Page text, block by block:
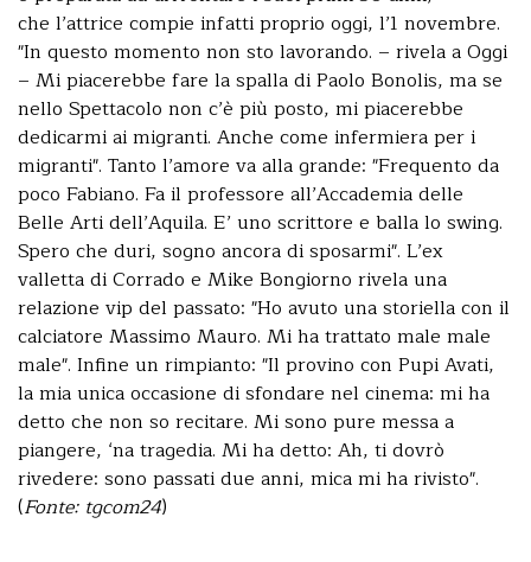
che l’attrice compie infatti proprio oggi, l’1 novembre.
"In questo momento non sto lavorando. – rivela a Oggi
– Mi piacerebbe fare la spalla di Paolo Bonolis, ma se
nello Spettacolo non c’è più posto, mi piacerebbe
dedicarmi ai migranti. Anche come infermiera per i
migranti". Tanto l’amore va alla grande: "Frequento da
poco Fabiano. Fa il professore all’Accademia delle
Belle Arti dell’Aquila. E’ uno scrittore e balla lo swing.
Spero che duri, sogno ancora di sposarmi". L’ex
valletta di Corrado e Mike Bongiorno rivela una
relazione vip del passato: "Ho avuto una storiella con il
calciatore Massimo Mauro. Mi ha trattato male male
male". Infine un rimpianto: "Il provino con Pupi Avati,
la mia unica occasione di sfondare nel cinema: mi ha
detto che non so recitare. Mi sono pure messa a
piangere, ‘na tragedia. Mi ha detto: Ah, ti dovrò
rivedere: sono passati due anni, mica mi ha rivisto".
(Fonte: tgcom24)